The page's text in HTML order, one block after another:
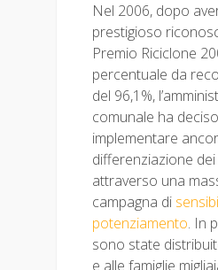
Nel 2006, dopo
prestigioso
Premio Riciclone
percentuale da
del 96,1%,
comunale ha
implementare
differenziazione
attraverso una
campagna di
potenziamento. In
sono state
e alle famiglie